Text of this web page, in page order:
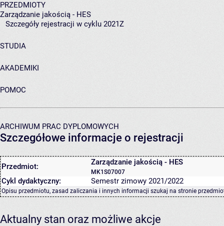
PRZEDMIOTY
Zarządzanie jakością - HES
Szczegóły rejestracji w cyklu 2021Z
STUDIA
AKADEMIKI
POMOC
ARCHIWUM PRAC DYPLOMOWYCH
Szczegółowe informacje o rejestracji
Przedmiot: Zarządzanie jakością - HES
MK1S07007
Cykl dydaktyczny: Semestr zimowy 2021/2022
Opisu przedmiotu, zasad zaliczania i innych informacji szukaj na stronie
Aktualny stan oraz możliwe akcje